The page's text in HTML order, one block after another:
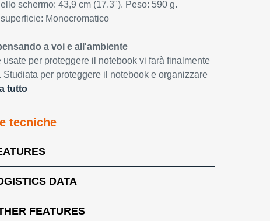
schermo: 43,9 cm (17.3"). Peso: 590 g.
Monocromatico
a voi e all'ambiente
usate per proteggere il notebook vi farà finalmente
Studiata per proteggere il notebook e organizzare
tutto
tecniche
DATA
FEATURES